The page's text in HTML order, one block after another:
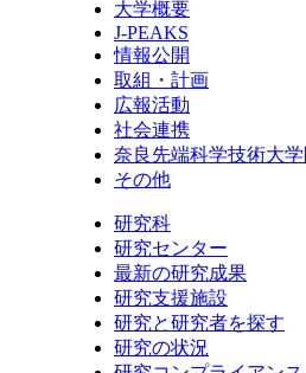
大学概要
J-PEAKS
情報公開
取組・計画
広報活動
社会連携
奈良先端科学技術大
その他
研究科
研究センター
最新の研究成果
研究支援施設
研究と研究者を探す
研究の状況